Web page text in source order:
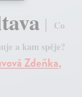
Co
a kam spěje?
Zdeňka,